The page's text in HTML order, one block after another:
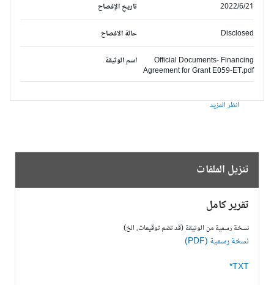
تاريخ الإفصاح
2022/6/21
حالة الافصاح Disclosed
اسم الوثيقة
Official Documents- Financing
Agreement for Grant E059-ET.pdf
انظر المزيد
تنزيل الملفات
تقرير كامل
نسخة رسمية من الوثيقة (قد تضم توقيعات، الخ)
نسخة رسمية (PDF)
TXT*